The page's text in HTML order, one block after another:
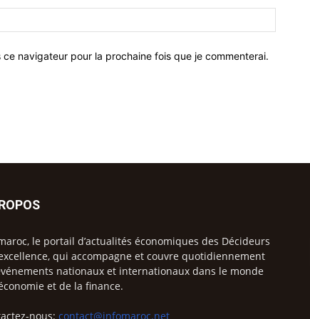
navigateur pour la prochaine fois que je commenterai.
le portail d’actualités économiques des Décideurs
qui accompagne et couvre quotidiennement
nationaux et internationaux dans le monde
et de la finance.
nous: contact@infomaroc.net